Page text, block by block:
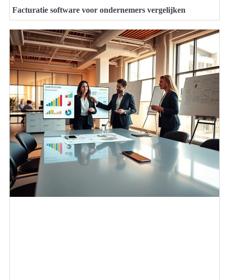
Facturatie software voor ondernemers vergelijken